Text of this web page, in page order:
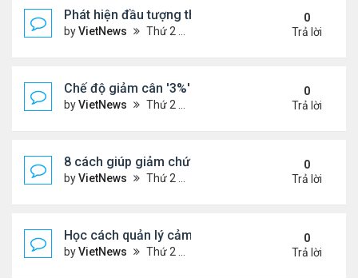
Phát hiện đầu tượng thần 4.500 năm tuổi
byVietNews Thứ 2 Tháng 4 25, 2022 9:46 pm
0
Trả lời
Chế độ giảm cân '3%' của người Nhật Bản
byVietNews Thứ 2 Tháng 4 25, 2022 9:43 pm
0
Trả lời
8 cách giúp giảm chứng ợ chua tại nhà
byVietNews Thứ 2 Tháng 4 25, 2022 9:42 pm
0
Trả lời
Học cách quản lý cảm xúc của người EQ cao
byVietNews Thứ 2 Tháng 4 25, 2022 9:39 pm
0
Trả lời